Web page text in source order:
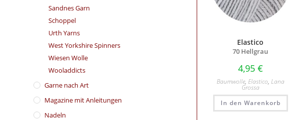
Elastico
70 Hellgrau
4,95 €
Baumwolle, Elastico, Lana
Grossa
In den Warenkorb
Sandnes Garn
Schoppel
Urth Yarns
West Yorkshire Spinners
Wiesen Wolle
Wooladdicts
Garne nach Art
Magazine mit Anleitungen
Nadeln